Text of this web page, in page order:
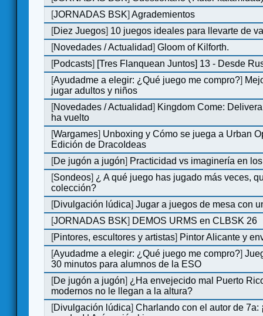
[JORNADAS BSK]Agrademientos
[Diez Juegos] 10 juegos ideales para llevarte de
[Novedades / Actualidad]Gloom of Kilforth.
[Podcasts] [Tres Flanquean Juntos] 13 - Desde
[Ayudadme a elegir: ¿Qué juego me compro?]
jugar adultos y niños
[Novedades / Actualidad] Kingdom Come:
ha vuelto
[Wargames] Unboxing y Cómo se juega a Urban
Edición de DracoIdeas
[De jugón a jugón] Practicidad vs imaginería en
[Sondeos] ¿ A qué juego has jugado más veces,
colección?
[Divulgación lúdica]Jugar a juegos de mesa con
[JORNADAS BSK] DEMOS URMS en CLBSK 26
[Pintores, escultores y artistas] Pintor Alicante y
[Ayudadme a elegir: ¿Qué juego me compro?]
30 minutos para alumnos de la ESO
[De jugón a jugón] ¿Ha envejecido mal Puerto
modernos no le llegan a la altura?
[Divulgación lúdica]Charlando con el autor de 7a: